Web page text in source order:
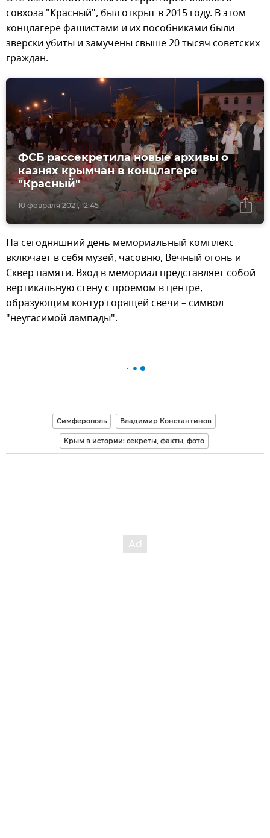
совхоза "Красный", был открыт в 2015 году. В этом
концлагере фашистами и их пособниками были
зверски убиты и замучены свыше 20 тысяч советских
граждан.
10 февраля 2021, 12:45
ФСБ рассекретила новые архивы о
казнях крымчан в концлагере
"Красный"
На сегодняшний день мемориальный комплекс
включает в себя музей, часовню, Вечный огонь и
Сквер памяти. Вход в мемориал представляет собой
вертикальную стену с проемом в центре,
образующим контур горящей свечи – символ
"неугасимой лампады".
Симферополь Владимир Константинов
Крым в истории: секреты, факты, фото